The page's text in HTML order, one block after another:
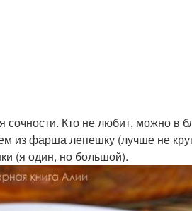
сочности. Кто не любит, можно в
из фарша лепешку (лучше не
(я один, но большой).